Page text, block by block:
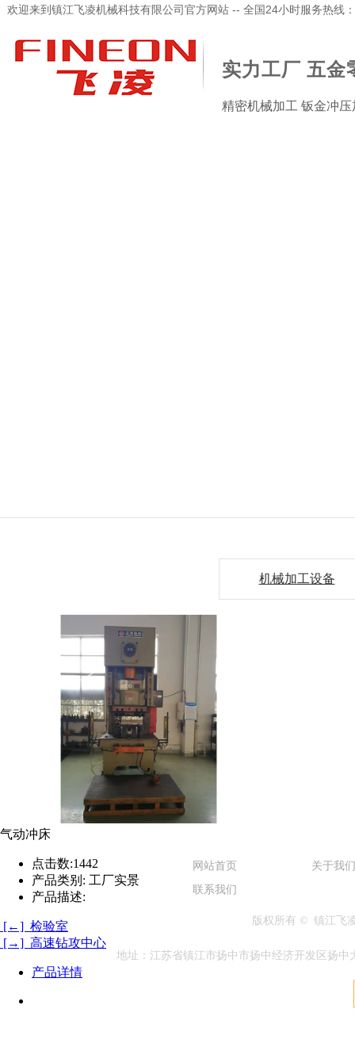
欢迎来到镇江飞凌机械科技有限公司官方网站 -- 全国24小时服务热线
实力工厂 五金
精密机械加工 钣金冲压
机械加工设备
气动冲床
点击数:1442
产品类别: 工厂实景
产品描述:
[←] 检验室
[→] 高速钻攻中心
产品详情
网站首页
关于我们
联系我们
版权所有 © 镇江飞
地址：江苏省镇江市扬中市扬中经济开发区扬